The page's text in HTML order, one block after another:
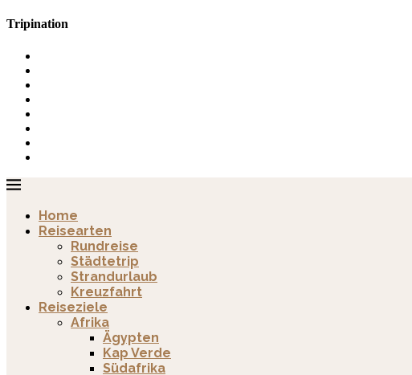
Tripination
Home
Reisearten
Rundreise
Städtetrip
Strandurlaub
Kreuzfahrt
Reiseziele
Afrika
Ägypten
Kap Verde
Südafrika